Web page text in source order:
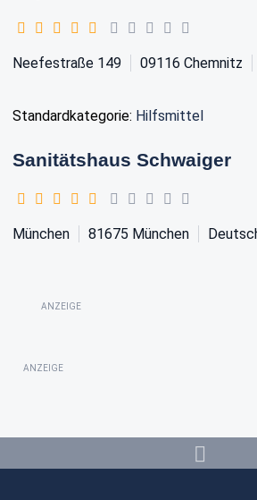
Neefestraße 149 09116 Chemnitz
Standardkategorie: Hilfsmittel
Sanitätshaus Schwaiger
München 81675 München
ANZEIGE
ANZEIGE